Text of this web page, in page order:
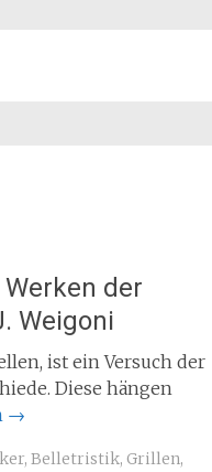
Werken der
Weigoni
ist ein Versuch der
Diese hängen
→
, Belletristik, Grillen,